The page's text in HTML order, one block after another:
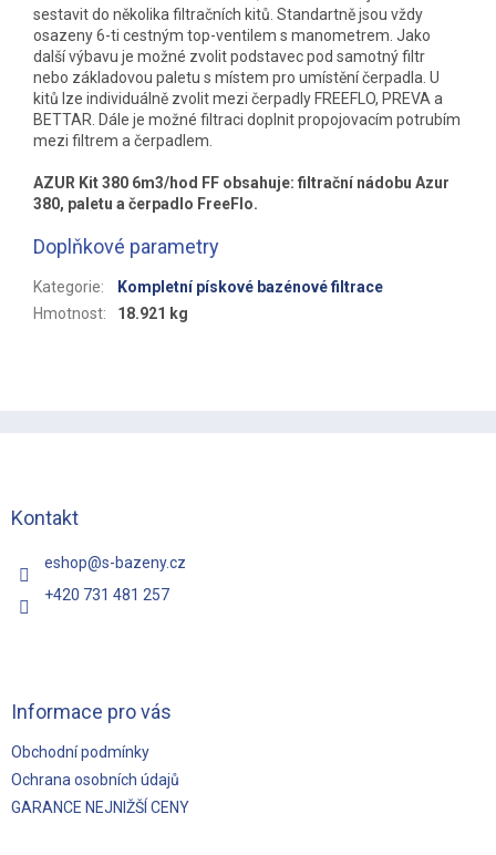
sestavit do několika filtračních kitů. Standartně jsou vždy
osazeny 6-ti cestným top-ventilem s manometrem. Jako
další výbavu je možné zvolit podstavec pod samotný filtr
nebo základovou paletu s místem pro umístění čerpadla. U
kitů lze individuálně zvolit mezi čerpadly FREEFLO, PREVA a
BETTAR. Dále je možné filtraci doplnit propojovacím potrubím
mezi filtrem a čerpadlem.
AZUR Kit 380 6m3/hod FF obsahuje: filtrační nádobu Azur
380, paletu a čerpadlo FreeFlo.
Doplňkové parametry
Kategorie:
Kompletní pískové bazénové filtrace
Hmotnost: 18.921 kg
Kontakt
eshop@s-bazeny.cz
+420 731 481 257
Informace pro vás
Obchodní podmínky
Ochrana osobních údajů
GARANCE NEJNIŽŠÍ CENY